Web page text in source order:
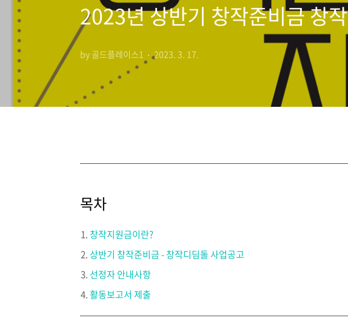
2023년 상반기 창작준비금 창
by 골드플레이스1 2023. 3. 17.
목차
창작지원금이란?
상반기 창작준비금 - 창작디딤돌 사업공고
선정자 안내사항
활동보고서 제출